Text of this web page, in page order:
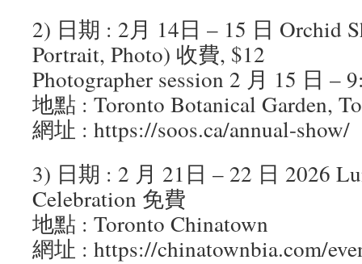
2) 日期 : 2月 14日 – 15 日 Orchid
Portrait, Photo) 收費, $12
Photographer session 2 月 15 日 –
地點 : Toronto Botanical Garden,
網址 : https://soos.ca/annual-show/
3) 日期 : 2 月 21日 – 22 日 2026
Celebration 免費
地點 : Toronto Chinatown
網址 : https://chinatownbia.com/